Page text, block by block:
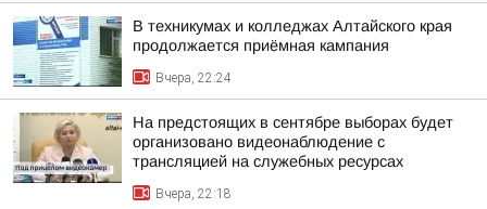
В техникумах и колледжах Алтайского края
продолжается приёмная кампания
Вчера, 22:24
На предстоящих в сентябре выборах будет
организовано видеонаблюдение с
трансляцией на служебных ресурсах
Вчера, 22:18